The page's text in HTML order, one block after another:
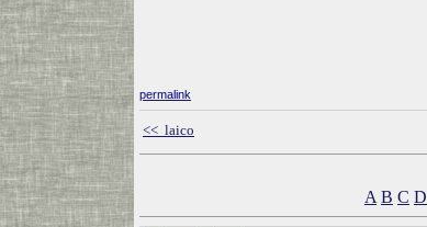
permalink
<< laico
A B C D